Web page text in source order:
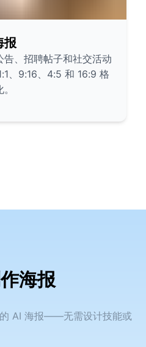
报
告、招聘帖子和社交活动
、9:16、4:5 和 16:9 格
海报
AI 海报——无需设计技能或